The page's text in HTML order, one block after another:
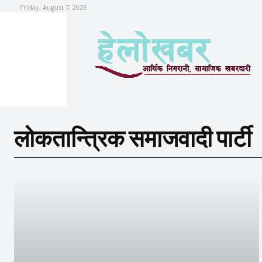
Friday, August 7, 2026
लोकतान्त्रिक समाजवादी पार्टी